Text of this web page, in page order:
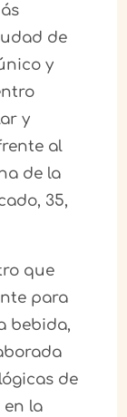
de
y
y
al
de la
35,
que
para
bebida,
de
en la